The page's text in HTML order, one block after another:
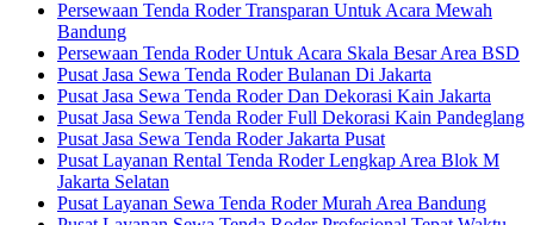
Persewaan Tenda Roder Transparan Untuk Acara Mewah
Bandung
Persewaan Tenda Roder Untuk Acara Skala Besar Area BSD
Pusat Jasa Sewa Tenda Roder Bulanan Di Jakarta
Pusat Jasa Sewa Tenda Roder Dan Dekorasi Kain Jakarta
Pusat Jasa Sewa Tenda Roder Full Dekorasi Kain Pandeglang
Pusat Jasa Sewa Tenda Roder Jakarta Pusat
Pusat Layanan Rental Tenda Roder Lengkap Area Blok M
Jakarta Selatan
Pusat Layanan Sewa Tenda Roder Murah Area Bandung